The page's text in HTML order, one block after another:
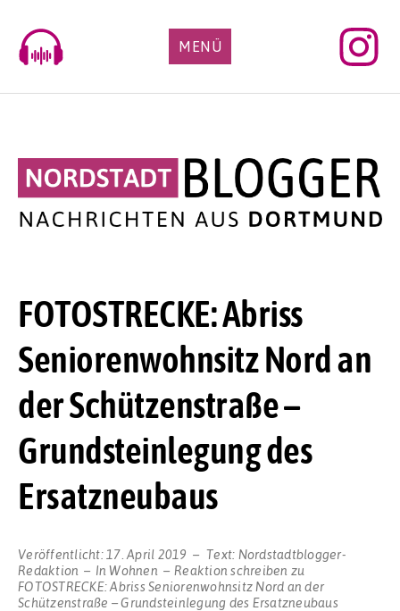
content
MENÜ
FOTOSTRECKE: Abriss
Seniorenwohnsitz Nord an
der Schützenstraße –
Grundsteinlegung des
Ersatzneubaus
Veröffentlicht: 17. April 2019 Text: Nordstadtblogger-
Redaktion
InWohnen Reaktion schreiben zu
FOTOSTRECKE: Abriss Seniorenwohnsitz Nord an der
Schützenstraße – Grundsteinlegung des Ersatzneubaus